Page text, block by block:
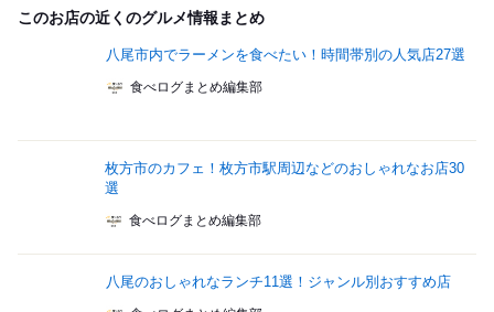
このお店の近くのグルメ情報まとめ
八尾市内でラーメンを食べたい！時間帯別の人気店27選
食べログまとめ編集部
枚方市のカフェ！枚方市駅周辺などのおしゃれなお店30
選
食べログまとめ編集部
八尾のおしゃれなランチ11選！ジャンル別おすすめ店